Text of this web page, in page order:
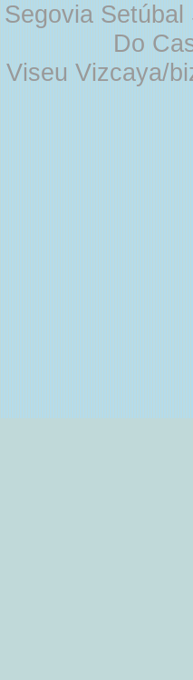
Do
Viseu Vizcaya/